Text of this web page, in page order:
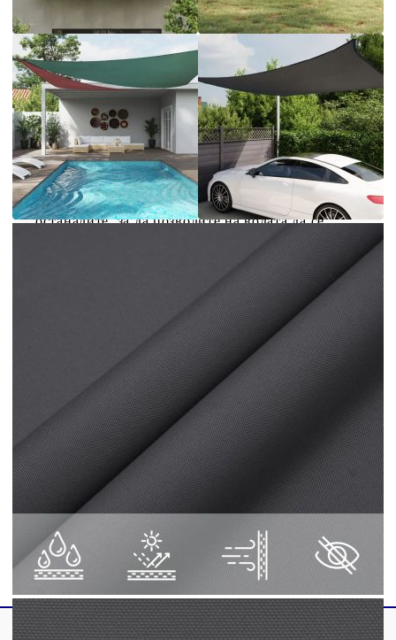
с този сенник. Това е идеалният сенник, който
може да се използва в различни външни
пространства, като вашата градина, тераса,
детска площадка или балкон. Изработено от
оксфорд плат с PU покритие, слънцезащитното
платно ще ви предпази от пряка слънчева
светлина и дъжд. Тъканта е специално
обработена, така че е устойчива на мухъл и UV
лъчи. Сенникът е лесен за сглобяване
благодарение на крепежните елементи от
неръждаема стомана във всеки ъгъл и
включените въжета. Добре е да знаете:
Монтирайте 2 ъгъла на платната по-високо от
останалите, за да позволите на водата да се
Материал: Оксфорд плат с PU покритие
Размери: 3,5 x 4,5 м (Д х Ш)
Форма: Правоъгълна
Водоустойчиво
UV-защита
Закопчалки от неръждаема стомана на
всеки ъгъл
Включено PE въже 4 x 1,5 м
Необходим монтаж: Не